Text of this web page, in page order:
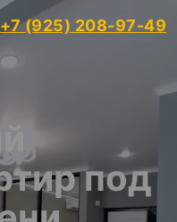
+7 (925) 208-97-49
под